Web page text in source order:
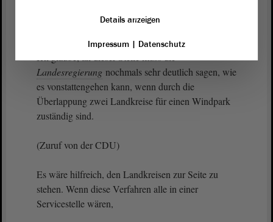
Landesregierung nochmals sehr deutlich sagen, wie
es vonstattengehen kann, wenn durch die
Überlappung zwei Landkreise für einen Windpark
zuständig sind.
(Zuruf von der CDU)
Es wäre hilfreich, den Landkreisen zur Seite zu
stehen. Wenn diese Verfahren alle in einer
Servicestelle wären,
Details anzeigen
Impressum| Datenschutz